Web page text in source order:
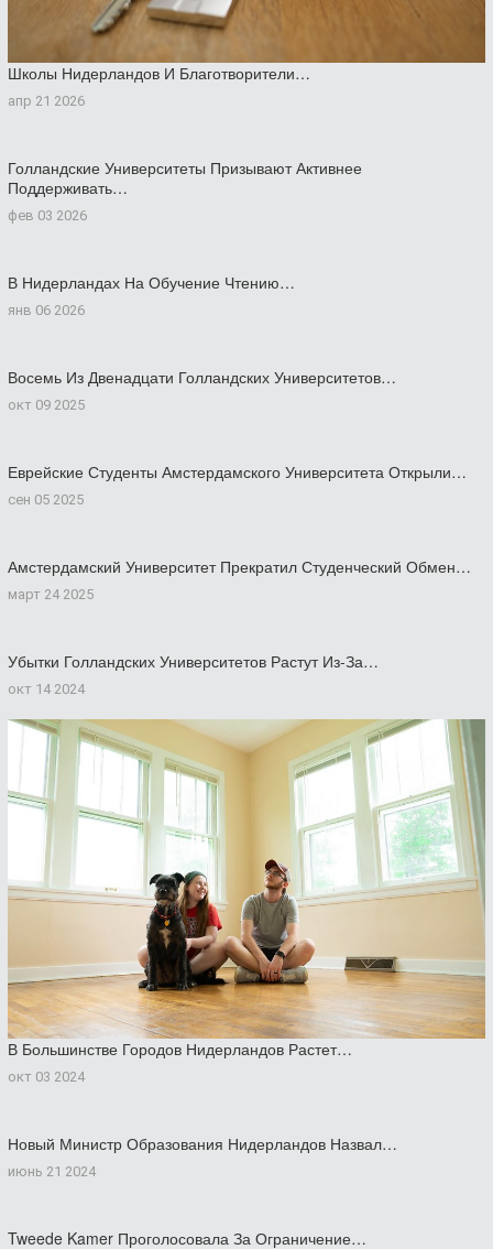
Школы Нидерландов И Благотворители…
апр 21 2026
Голландские Университеты Призывают Активнее
Поддерживать…
фев 03 2026
В Нидерландах На Обучение Чтению…
янв 06 2026
Восемь Из Двенадцати Голландских Университетов…
окт 09 2025
Еврейские Студенты Амстердамского Университета Открыли…
сен 05 2025
Амстердамский Университет Прекратил Студенческий Обмен…
март 24 2025
Убытки Голландских Университетов Растут Из-За…
окт 14 2024
В Большинстве Городов Нидерландов Растет…
окт 03 2024
Новый Министр Образования Нидерландов Назвал…
июнь 21 2024
Tweede Kamer Проголосовала За Ограничение…